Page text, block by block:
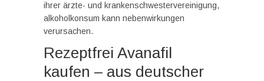
ihrer ärzte- und krankenschwestervereinigung,
alkoholkonsum kann nebenwirkungen
verursachen.
Rezeptfrei Avanafil
kaufen – aus deutscher